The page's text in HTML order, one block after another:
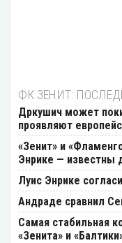
ФК ЗЕНИТ:
Дркушич может
проявляют
«Зенит» и
Энрике — известны
Луис Энрике
Андраде сравнил
Самая стабильная
«Зенита» и